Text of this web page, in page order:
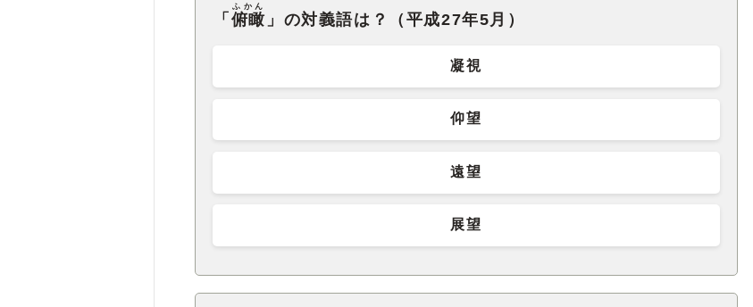
「 俯瞰
ふかん
」の対義語は？（平成27年5月）
凝視
仰望
遠望
展望